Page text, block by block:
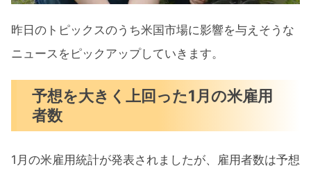
昨日のトピックスのうち米国市場に影響を与えそうな
ニュースをピックアップしていきます。
予想を大きく上回った1月の米雇用
者数
1月の米雇用統計が発表されましたが、雇用者数は予想